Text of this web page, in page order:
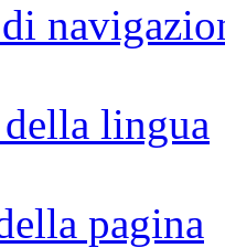
lingua
pagina